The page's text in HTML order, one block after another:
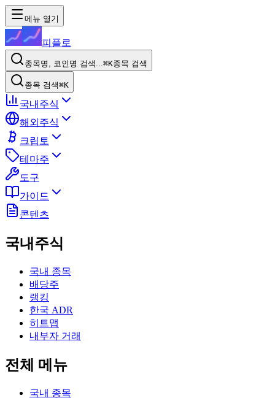
메뉴 열기
피플로
종목명, 코인명 검색...⌘K종목 검색
종목 검색⌘K
국내주식
해외주식
크립토
테마주
도구
가이드
콘텐츠
국내주식
국내 종목
배당주
랭킹
한국 ADR
히트맵
내부자 거래
전체 메뉴
국내 종목